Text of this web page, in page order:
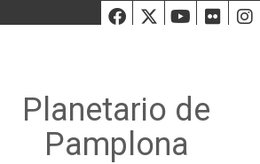
Facebook
Twiiter
Planetario de
Pamplona